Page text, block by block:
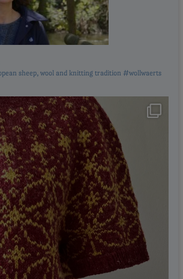
sheep, wool and knitting tradition #wollwaerts